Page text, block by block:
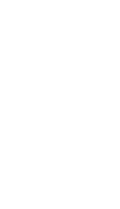
tamanho
de trocas
a